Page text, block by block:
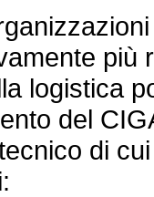
più
logistica
del
di